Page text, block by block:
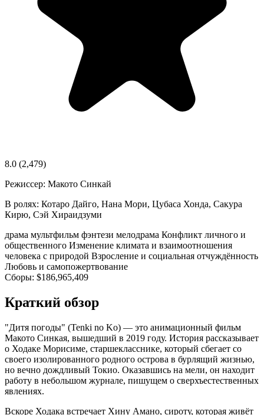
8.0 (2,479)
Режиссер: Макото Синкай
В ролях: Котаро Дайго, Нана Мори, Цубаса Хонда, Сакура
Кирю, Сэй Хираидзуми
драма мультфильм фэнтези мелодрама Конфликт личного и
общественного Изменение климата и взаимоотношения
человека с природой Взросление и социальная отчуждённость
Любовь и самопожертвование
Сборы: $186,965,409
Краткий обзор
"Дитя погоды" (Tenki no Ko) — это анимационный фильм
Макото Синкая, вышедший в 2019 году. История рассказывает
о Ходаке Морисиме, старшекласснике, который сбегает со
своего изолированного родного острова в бурлящий жизнью,
но вечно дождливый Токио. Оказавшись на мели, он находит
работу в небольшом журнале, пишущем о сверхъестественных
явлениях.
Вскоре Ходака встречает Хину Амано, сироту, которая живёт